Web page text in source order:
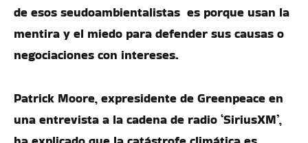
de esos seudoambientalistas es porque usan la
mentira y el miedo para defender sus causas o
negociaciones con intereses.
Patrick Moore, expresidente de Greenpeace en
una entrevista a la cadena de radio ‘SiriusXM’,